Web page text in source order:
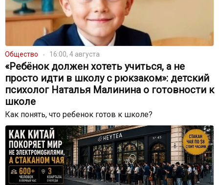
Общество 16:00, 4 августа
«Ребёнок должен хотеть учиться, а не
просто идти в школу с рюкзаком»: детский
психолог Наталья Малинина о готовности к
школе
Как понять, что ребенок готов к школе?